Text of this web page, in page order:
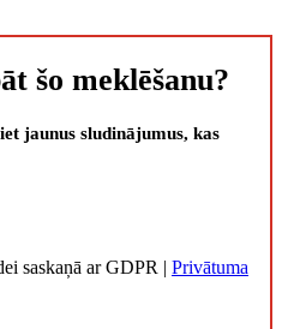
šo meklēšanu?
jaunus sludinājumus, kas
saskaņā ar GDPR | Privātuma